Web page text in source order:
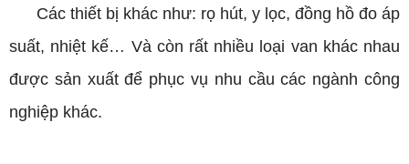
Các thiết bị khác như: rọ hút, y lọc, đồng hồ đo áp
suất, nhiệt kế… Và còn rất nhiều loại van khác nhau
được sản xuất để phục vụ nhu cầu các ngành công
nghiệp khác.